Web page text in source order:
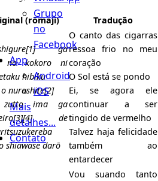
Grupo
no
Facebook
App
Android
iOS
Mais
detalhes...
Contato
(rōmaji) Tradução
ga
no kokoro ni
hibiku
nurashite[2]
zutto ima ga
de
shiawase darō
O canto das cigarras
ressoa frio no meu
coração
O Sol está se pondo
Ei, se agora ele
continuar a ser
tingido de vermelho
Talvez haja felicidade
também ao
entardecer
Vou suando tanto